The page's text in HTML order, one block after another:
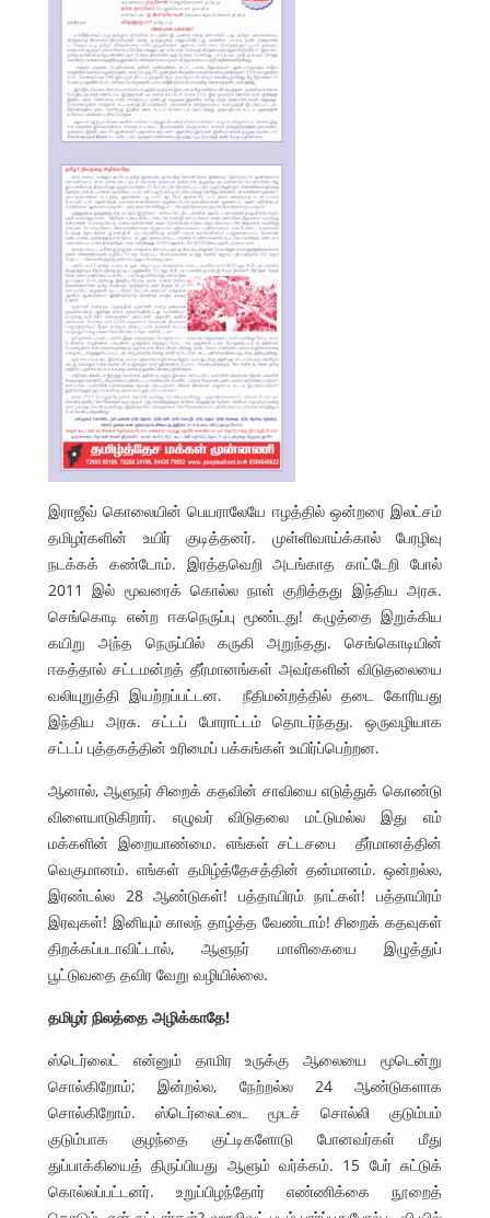
இராஜீவ் கொலையின் பெயராலேயே ஈழத்தில் ஒன்றரை இலட்சம்
தமிழர்களின் உயிர் குடித்தனர். முள்ளிவாய்க்கால் பேரழிவு
நடக்கக் கண்டோம். இரத்தவெறி அடங்காத காட்டேறி போல்
2011 இல் மூவரைக் கொல்ல நாள் குறித்தது இந்திய அரசு.
செங்கொடி என்ற ஈகநெருப்பு மூண்டது! கழுத்தை இறுக்கிய
கயிறு அந்த நெருப்பில் கருகி அறுந்தது. செங்கொடியின்
ஈகத்தால் சட்டமன்றத் தீர்மானங்கள் அவர்களின் விடுதலையை
வலியுறுத்தி இயற்றப்பட்டன. நீதிமன்றத்தில் தடை கோரியது
இந்திய அரசு. சட்டப் போராட்டம் தொடர்ந்தது. ஒருவழியாக
சட்டப் புத்தகத்தின் உரிமைப் பக்கங்கள் உயிர்ப்பெற்றன.
ஆனால், ஆளுநர் சிறைக் கதவின் சாவியை எடுத்துக் கொண்டு
விளையாடுகிறார். எழுவர் விடுதலை மட்டுமல்ல இது எம்
மக்களின் இறையாண்மை. எங்கள் சட்டசபை தீர்மானத்தின்
வெகுமானம். எங்கள் தமிழ்த்தேசத்தின் தன்மானம். ஒன்றல்ல,
இரண்டல்ல 28 ஆண்டுகள்! பத்தாயிரம் நாட்கள்! பத்தாயிரம்
இரவுகள்! இனியும் காலந் தாழ்த்த வேண்டாம்! சிறைக் கதவுகள்
திறக்கப்படாவிட்டால், ஆளுநர் மாளிகையை இழுத்துப்
பூட்டுவதை தவிர வேறு வழியில்லை.
தமிழர் நிலத்தை அழிக்காதே!
ஸ்டெர்லைட் என்னும் தாமிர உருக்கு ஆலையை மூடென்று
சொல்கிறோம்; இன்றல்ல, நேற்றல்ல 24 ஆண்டுகளாக
சொல்கிறோம். ஸ்டெர்லைட்டை மூடச் சொல்லி குடும்பம்
குடும்பாக குழந்தை குட்டிகளோடு போனவர்கள் மீது
துப்பாக்கியைத் திருப்பியது ஆளும் வர்க்கம். 15 பேர் சுட்டுக்
கொல்லப்பட்டனர். உறுப்பிழந்தோர் எண்ணிக்கை நூறைத்